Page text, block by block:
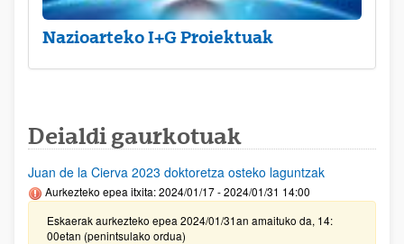
Nazioarteko I+G Proiektuak
Deialdi gaurkotuak
Juan de la Cierva 2023 doktoretza osteko laguntzak
Aurkezteko epea itxita: 2024/01/17 - 2024/01/31 14:00
Eskaerak aurkezteko epea 2024/01/31an amaituko da, 14:
00etan (penintsulako ordua)